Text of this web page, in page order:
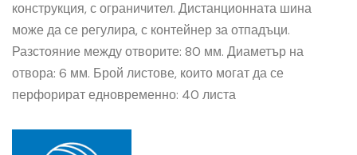
конструкция, с ограничител. Дистанционната шина
може да се регулира, с контейнер за отпадъци.
Разстояние между отворите: 80 мм. Диаметър на
отвора: 6 мм. Брой листове, които могат да се
перфорират едновременно: 40 листа